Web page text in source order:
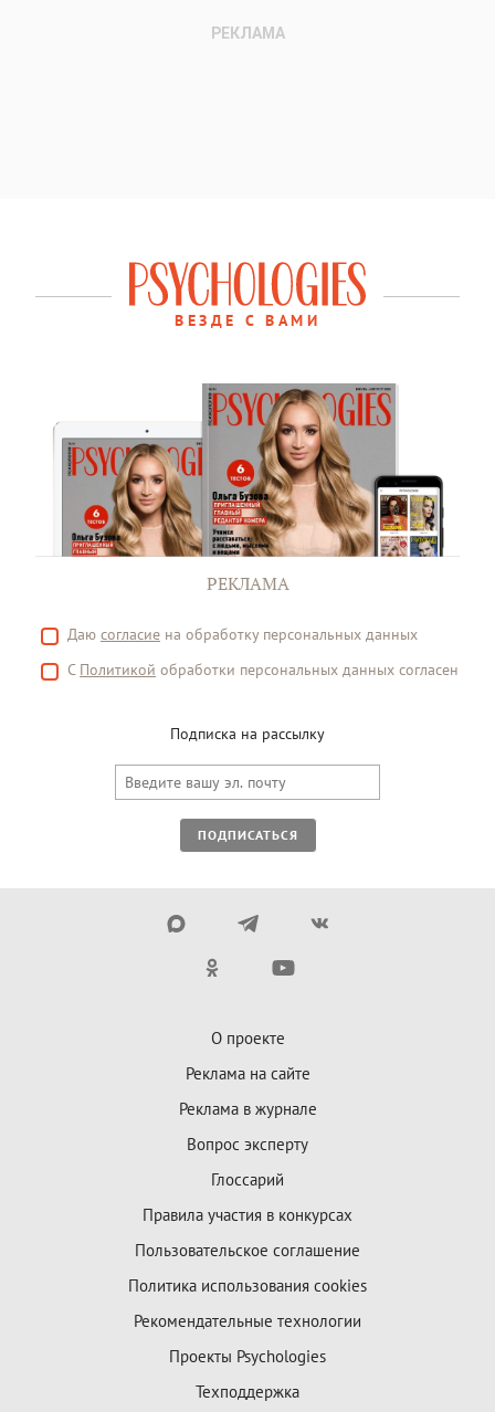
ВЕЗДЕ С ВАМИ
РЕКЛАМА
Даю согласие на обработку персональных данных
С Политикой обработки персональных данных согласен
Подписка на рассылку
ПОДПИСАТЬСЯ
О проекте
Реклама на сайте
Реклама в журнале
Вопрос эксперту
Глоссарий
Правила участия в конкурсах
Пользовательское соглашение
Политика использования cookies
Рекомендательные технологии
Проекты Psychologies
Техподдержка